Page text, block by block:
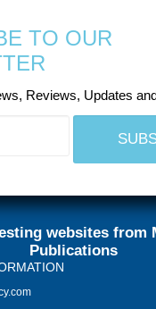
TO OUR
Reviews, Updates
websites from
Publications